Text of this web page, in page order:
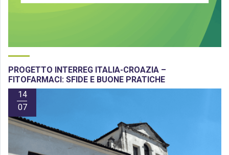
PROGETTO INTERREG ITALIA-CROAZIA –
FITOFARMACI: SFIDE E BUONE PRATICHE
14
07